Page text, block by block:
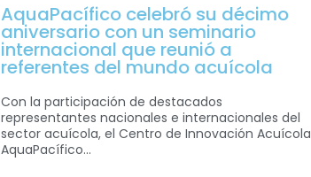
AquaPacífico celebró su décimo
aniversario con un seminario
internacional que reunió a
referentes del mundo acuícola
Con la participación de destacados
representantes nacionales e internacionales del
sector acuícola, el Centro de Innovación Acuícola
AquaPacífico...